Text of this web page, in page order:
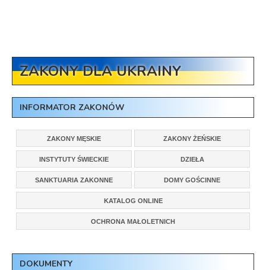
ZAKONY DLA UKRAINY
INFORMATOR ZAKONÓW
ZAKONY MĘSKIE ZAKONY ŻEŃSKIE
INSTYTUTY ŚWIECKIE DZIEŁA
SANKTUARIA ZAKONNE DOMY GOŚCINNE
KATALOG ONLINE
OCHRONA MAŁOLETNICH
DOKUMENTY